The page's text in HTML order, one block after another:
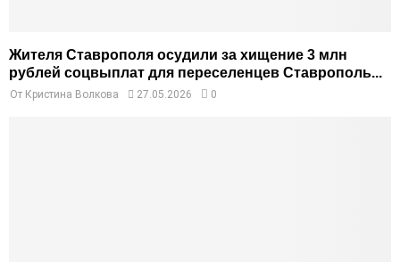
Жителя Ставрополя осудили за хищение 3 млн
рублей соцвыплат для переселенцев Ставрополь...
От Кристина Волкова 27.05.2026 0